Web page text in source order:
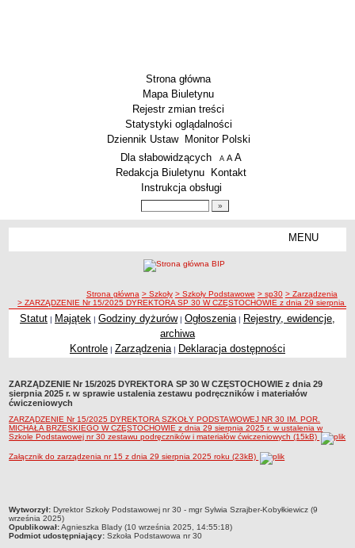
Strona główna
Mapa Biuletynu
Rejestr zmian treści
Statystyki oglądalności
Dziennik Ustaw
Monitor Polski
Menu dodatkowe
Dla słabowidzących A pomniejsz czcionkę
A standardowy rozmiar czcionki
A
Redakcja Biuletynu
Kontakt
Instrukcja obsługi
MENU
Zespoły Szkół
Techniczne Zakłady Naukowe
PRZEDSZKOLA
ARCHIWUM SZKÓŁ I PLACÓWEK
Zlikwidowane gimnazja
Przekształcone szkoły i placówki
Specjalny Ośrodek nr 5
BURSA MIEJSKA
Dane podstawowe
ścieżka nawigacji
Strona główna > Szkoły > Szkoły Podstawowe > sp30 > Zarządzenia
> ZARZĄDZENIE Nr 15/2025 DYREKTORA SP 30 W CZĘSTOCHOWIE z dnia 29 sierpnia
Statut | Majątek | Godziny dyżurów| Ogłoszenia | Rejestry, ewidencje,
archiwa
Kontrole | Zarządzenia | Deklaracja dostępności
ZARZĄDZENIE Nr 15/2025 DYREKTORA SP 30 W CZĘSTOCHOWIE z dnia 29
sierpnia 2025 r. w sprawie ustalenia zestawu podręczników i materiałów
ćwiczeniowych
ZARZĄDZENIE Nr 15/2025 DYREKTORA SZKOŁY PODSTAWOWEJ NR 30 IM. POR.
MICHAŁA BRZESKIEGO W CZĘSTOCHOWIE z dnia 29 sierpnia 2025 r. w ustalenia w
Szkole Podstawowej nr 30 zestawu podręczników i materiałów ćwiczeniowych (15kB)
Załącznik do zarządzenia nr 15 z dnia 29 sierpnia 2025 roku (23kB)
metryczka
Wytworzył: Dyrektor Szkoły Podstawowej nr 30 - mgr Sylwia Szrajber-Kobyłkiewicz (9
września 2025)
Opublikował:Agnieszka Blady (10 września 2025, 14:55:18)
Podmiot udostępniający: Szkoła Podstawowa nr 30